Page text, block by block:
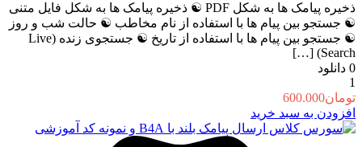
ذخیره پیامک ها به شکل PDF ☯️ ذخیره پیامک ها به شکل فایل متنی
☯️ جستجو بین پیام ها با استفاده از نام مخاطب ☯️ حالت شب و روز
☯️ جستجو بین پیام ها با استفاده از تاریخ ☯️ جستجوی زنده (Live
Search) […]
0 دانلود
1
تومان600.000
افزودن به سبد خرید